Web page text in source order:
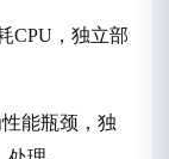
CPU，独立部
能瓶颈，独